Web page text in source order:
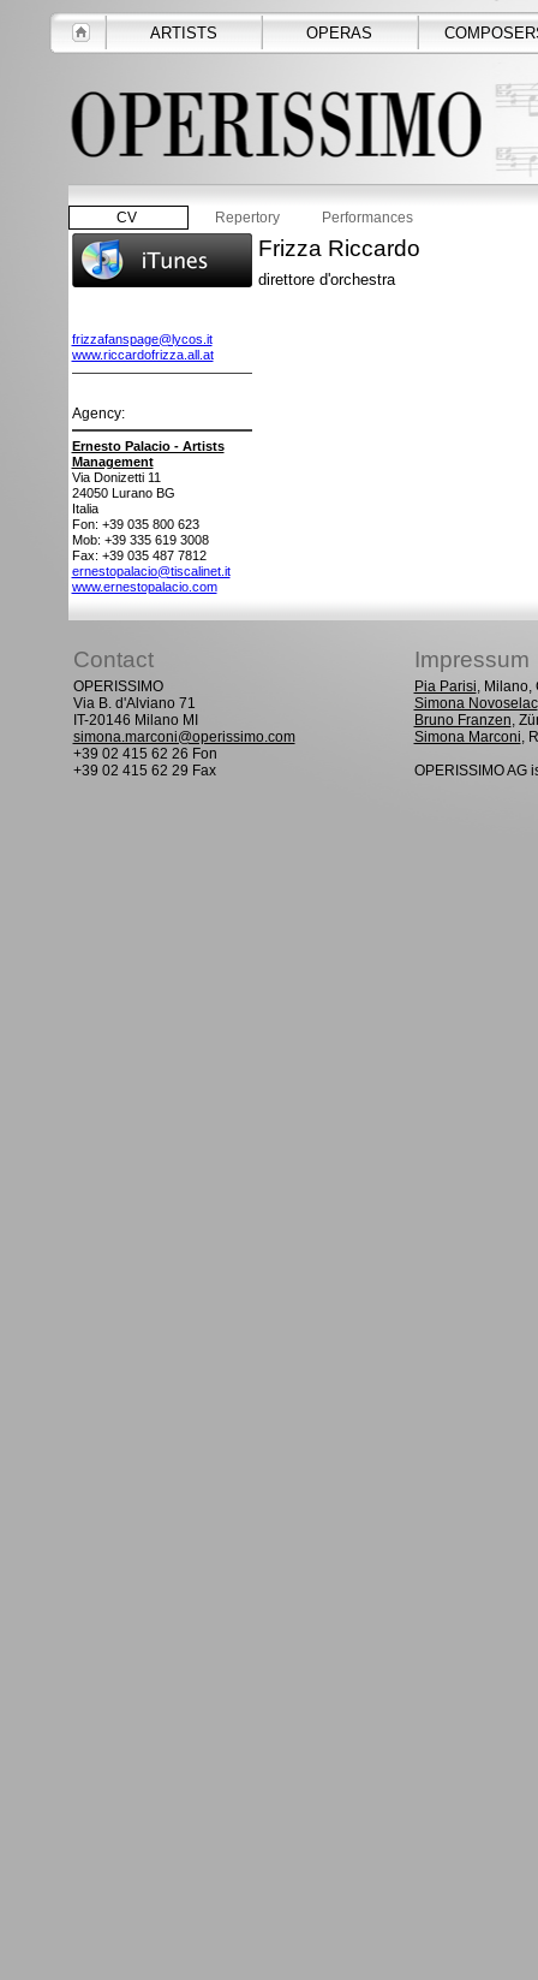
ARTISTS OPERAS
CV Repertory Performances
frizzafanspage@lycos.it
www.riccardofrizza.all.at
Agency:
Ernesto Palacio - Artists
Management
Via Donizetti 11
24050 Lurano BG
Italia
Fon: +39 035 800 623
Mob: +39 335 619 3008
Fax: +39 035 487 7812
ernestopalacio@tiscalinet.it
www.ernestopalacio.com
Frizza Riccardo
direttore d'orchestra
Contact Impressum
OPERISSIMO
Via B. d'Alviano 71
IT-20146 Milano MI
simona.marconi@operissimo.com
+39 02 415 62 26 Fon
+39 02 415 62 29 Fax
Pia Parisi, Milano,
Simona Novoselac
Bruno Franzen,
Simona Marconi,
OPERISSIMO AG